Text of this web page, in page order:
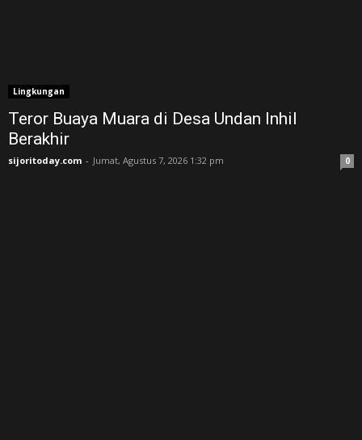
Lingkungan
Teror Buaya Muara di Desa Undan Inhil
Berakhir
sijoritoday.com - Jumat, Agustus 7, 2026 1:32 pm 0